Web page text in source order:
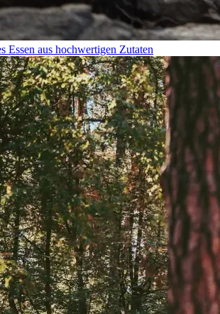
Essen aus hochwertigen Zutaten